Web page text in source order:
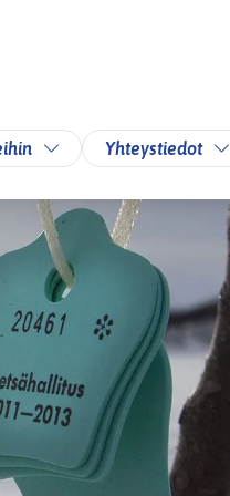
Vaihda alasvetovalikkoa
Yhteystiedot